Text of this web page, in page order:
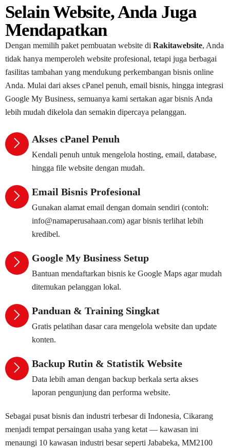
Selain Website, Anda Juga
Mendapatkan
Dengan memilih paket pembuatan website di Rakitawebsite, Anda
tidak hanya memperoleh website profesional, tetapi juga berbagai
fasilitas tambahan yang mendukung perkembangan bisnis online
Anda. Mulai dari akses cPanel penuh, email bisnis, hingga integrasi
Google My Business, semuanya kami sertakan agar bisnis Anda
lebih mudah dikelola dan semakin dipercaya pelanggan.
Akses cPanel Penuh
Kendali penuh untuk mengelola hosting, email, database,
hingga file website dengan mudah.
Email Bisnis Profesional
Gunakan alamat email dengan domain sendiri (contoh:
info@namaperusahaan.com) agar bisnis terlihat lebih
kredibel.
Google My Business Setup
Bantuan mendaftarkan bisnis ke Google Maps agar mudah
ditemukan pelanggan lokal.
Panduan & Training Singkat
Gratis pelatihan dasar cara mengelola website dan update
konten.
Backup Rutin & Statistik Website
Data lebih aman dengan backup berkala serta akses
laporan pengunjung dan performa website.
Sebagai pusat bisnis dan industri terbesar di Indonesia, Cikarang
menjadi tempat persaingan usaha yang ketat — kawasan ini
menaungi 10 kawasan industri besar seperti Jababeka, MM2100